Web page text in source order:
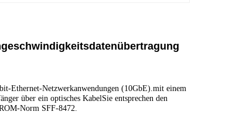
Ethernet-Netzwerkanwendungen (10GbE).mit einem
über ein optisches KabelSie entsprechen den
Norm SFF-8472.